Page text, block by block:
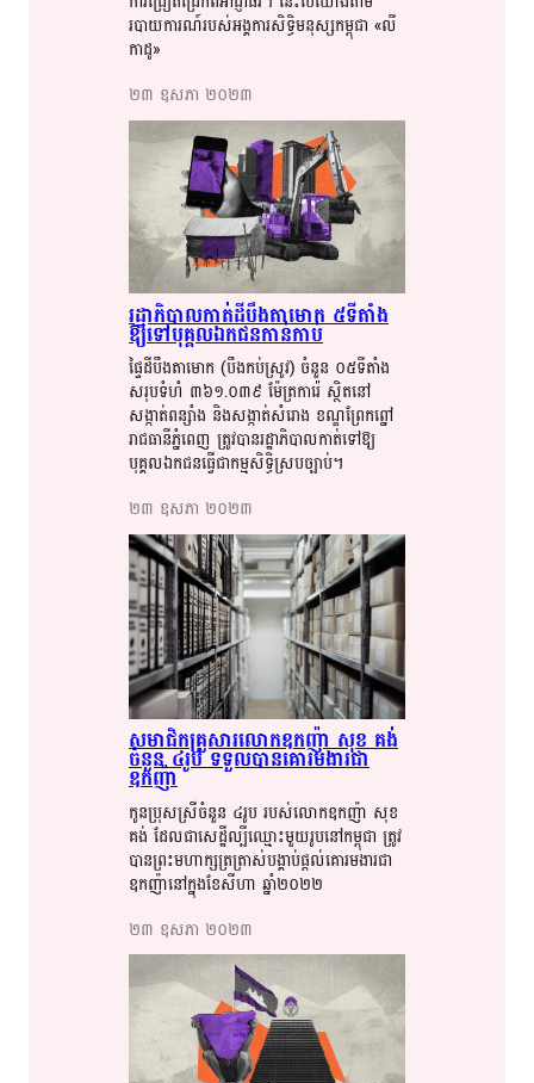
របាយការណ៍​​របស់​​អង្គការ​​សិទ្ធិមនុស្ស​​កម្ពុជា​​ «លី​​
កាដូ​​»
២៣​ ឧសភា​ ២០២៣​
រដ្ឋាភិបាល​​កាត់​​​​ដី​​​​បឹង​​​តា​​មោក​​​​​ ៥ទីតាំង​​​​
ឱ្យ​​​ទៅ​​​បុគ្គល​​ឯកជន​​កាន់កាប់​​
ផ្ទៃដី​​បឹង​​តា​​មោក​​ (បឹង​​កប់​​ស្រូវ​​) ចំនួន​​ ០៥ទីតាំង​​
សរុប​​ទំហំ​​ ៣៦១​​​.០៣៩​​ ម៉ែត្រ​​​ការ៉េ​​ ស្ថិ​​​ត​​នៅ​​
សង្កាត់​​ពន្សាំង​​ និង​​​សង្កាត់​​​សំរោង​​ ខណ្ឌ​​ព្រែកព្នៅ​​
រាជធានី​​ភ្នំពេញ​​ ត្រូវ​​បាន​​រដ្ឋាភិបាល​​កាត់​​​​ទៅ​​​ឱ្យ​​
បុគ្គល​​ឯកជន​​ធ្វើជា​​កម្មសិទ្ធិ​​ស្របច្បាប់​​។​​
២៣​ ឧសភា​ ២០២៣​
សមាជិក​​គ្រួសារ​​លោក​​ឧកញ៉ា​​ សុខ​​ គង់​​​
ចំនួន​​ ៤​​​រូប​​​ ទទួល​​បាន​​​គោរមងារ​​​ជា​​​
ឧកញ៉ា​​
កូនប្រុស​​ស្រី​​​ចំនួន​​ ៤​​​រូប​​​​ របស់​​​លោក​​ឧកញ៉ា​​ សុខ​​
គង់​​ ដែល​​ជា​​សេដ្ឋី​​ល្បីឈ្មោះ​​មួយ​​រូប​​នៅ​​កម្ពុជា​​ ត្រូវ​​​
បាន​​​ព្រះ​​​មហាក្សត្រ​​ត្រាស់​​បង្គាប់​​​ផ្តល់​​គោរមងារ​​​ជា​​​
ឧកញ៉ា​​​នៅក្នុង​​​ខែ​​​សីហា​​​ ឆ្នាំ​​​២០២២​​
២៣​ ឧសភា​ ២០២៣​